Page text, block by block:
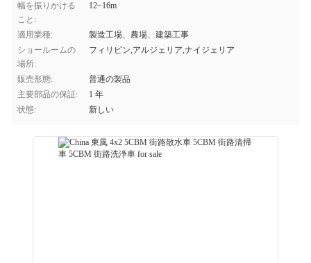
幅を振りかける
こと:
12~16m
適用業種:
製造工場、農場、建築工事
ショールームの
場所:
フィリピン,アルジェリア,ナイジェリア
販売形態:
普通の製品
主要部品の保証:
1 年
状態:
新しい